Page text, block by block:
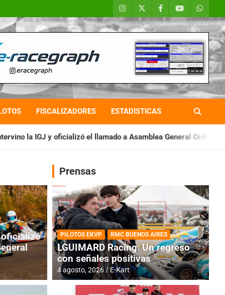
FISCALIZADORES ESTADISTICAS
llamado a Asamblea General Ordinaria IAME SERIES
oficializó
Prensas
PILOTOS EKVP RMC BUENOS AIRES
LGUIMARD Racing: Un regreso
con señales positivas
4 agosto, 2026 E-Kart